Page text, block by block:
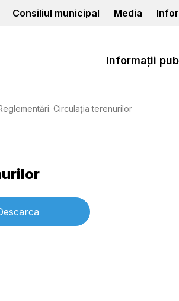
Consiliul municipal Media
Informații
Circulaţia terenurilor